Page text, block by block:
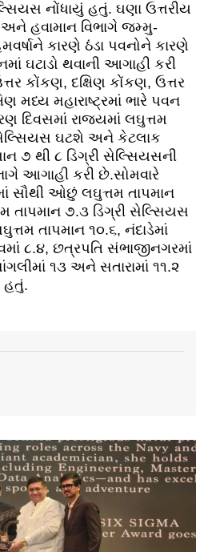
નોંધાયું હતું. ઘણા ઉત્તરીય
હવામાન વિભાગે જમ્મુ-
કારણે ઠંડા પવનોને કારણે
ઘટાડો થવાની આગાહી કરી
કોંકણ, દક્ષિણ કોંકણ, ઉત્તર
મધ્ય મહારાષ્ટ્રમાં ભારે પવન
દિવસમાં રાજ્યમાં લઘુત્તમ
સેલ્સિયસ ઘટશે અને કેટલાક
૭ થી ૮ ડિગ્રી સેલ્સિયસની
આગાહી કરી છે.સોમવારે
સૌથી ઓછું લઘુત્તમ તાપમાન
તાપમાન ૭.૩ ડિગ્રી સેલ્સિયસ
તાપમાન ૧૦.૬, નંદાડેમાં
૮.૪, છત્રપતિ સંભાજીનગરમાં
૧૩ અને સતારામાં ૧૧.૨
હતું.